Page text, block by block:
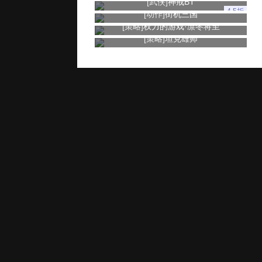
4.5折
[动作]街机三国
[策略]权力的游戏·凛冬将至
[策略]坦克雄师